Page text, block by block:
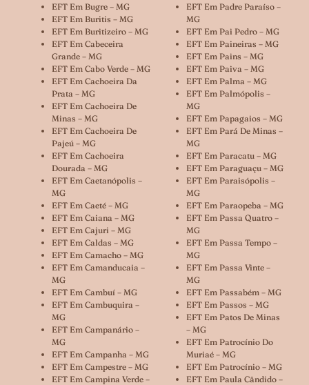
EFT Em Bugre – MG
EFT Em Buritis – MG
EFT Em Buritizeiro – MG
EFT Em Cabeceira
Grande – MG
EFT Em Cabo Verde – MG
EFT Em Cachoeira Da
Prata – MG
EFT Em Cachoeira De
Minas – MG
EFT Em Cachoeira De
Pajeú – MG
EFT Em Cachoeira
Dourada – MG
EFT Em Caetanópolis –
MG
EFT Em Caeté – MG
EFT Em Caiana – MG
EFT Em Cajuri – MG
EFT Em Caldas – MG
EFT Em Camacho – MG
EFT Em Camanducaia –
MG
EFT Em Cambuí – MG
EFT Em Cambuquira –
MG
EFT Em Campanário –
MG
EFT Em Campanha – MG
EFT Em Campestre – MG
EFT Em Campina Verde –
EFT Em Padre Paraíso –
MG
EFT Em Pai Pedro – MG
EFT Em Paineiras – MG
EFT Em Pains – MG
EFT Em Paiva – MG
EFT Em Palma – MG
EFT Em Palmópolis –
MG
EFT Em Papagaios – MG
EFT Em Pará De Minas –
MG
EFT Em Paracatu – MG
EFT Em Paraguaçu – MG
EFT Em Paraisópolis –
MG
EFT Em Paraopeba – MG
EFT Em Passa Quatro –
MG
EFT Em Passa Tempo –
MG
EFT Em Passa Vinte –
MG
EFT Em Passabém – MG
EFT Em Passos – MG
EFT Em Patos De Minas
– MG
EFT Em Patrocínio Do
Muriaé – MG
EFT Em Patrocínio – MG
EFT Em Paula Cândido –